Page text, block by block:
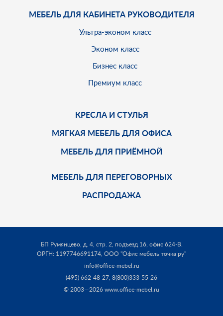
МЕБЕЛЬ ДЛЯ КАБИНЕТА РУКОВОДИТЕЛЯ
Ультра-эконом класс
Эконом класс
Бизнес класс
Премиум класс
КРЕСЛА И СТУЛЬЯ
МЯГКАЯ МЕБЕЛЬ ДЛЯ ОФИСА
МЕБЕЛЬ ДЛЯ ПРИЁМНОЙ
МЕБЕЛЬ ДЛЯ ПЕРЕГОВОРНЫХ
РАСПРОДАЖА
БП Румянцево, д. 4, стр. 2, подъезд 16, офис 624-В.
ОРГН: 1197746691174, ООО "Офис мебель точка ру"
info@office-mebel.ru
(495) 662-48-27, 8(800)333-55-26
© 2003—2026 www.office-mebel.ru